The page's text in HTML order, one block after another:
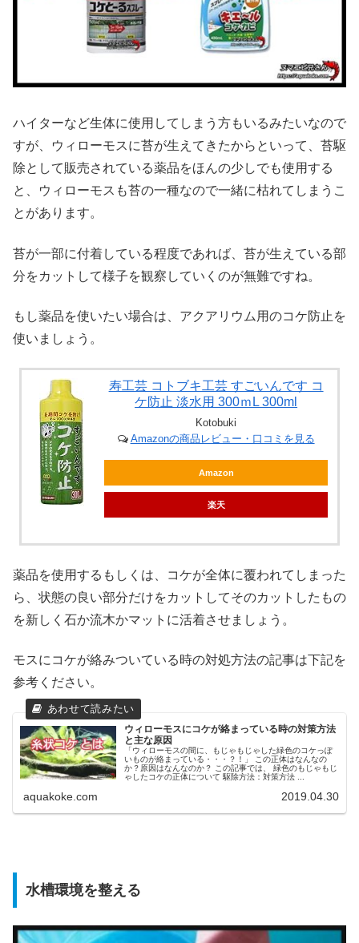
ハイターなど生体に使用してしまう方もいるみたいなので
すが、ウィローモスに苔が生えてきたからといって、苔駆
除として販売されている薬品をほんの少しでも使用する
と、ウィローモスも苔の一種なので一緒に枯れてしまうこ
とがあります。
苔が一部に付着している程度であれば、苔が生えている部
分をカットして様子を観察していくのが無難ですね。
もし薬品を使いたい場合は、アクアリウム用のコケ防止を
使いましょう。
寿工芸 コトブキ工芸 すごいんです コ
ケ防止 淡水用 300ｍL 300ml
Kotobuki
Amazonの商品レビュー・口コミを見る
Amazon
楽天
薬品を使用するもしくは、コケが全体に覆われてしまった
ら、状態の良い部分だけをカットしてそのカットしたもの
を新しく石か流木かマットに活着させましょう。
モスにコケが絡みついている時の対処方法の記事は下記を
参考ください。
ウィローモスにコケが絡まっている時の対策方法
と主な原因
「ウィローモスの間に、もじゃもじゃした緑色のコケっぽ
いものが絡まっている・・・？！」 この正体はなんなの
か？原因はなんなのか？ この記事では、 緑色のもじゃもじ
ゃしたコケの正体について 駆除方法：対策方法 ...
aquakoke.com 2019.04.30
水槽環境を整える